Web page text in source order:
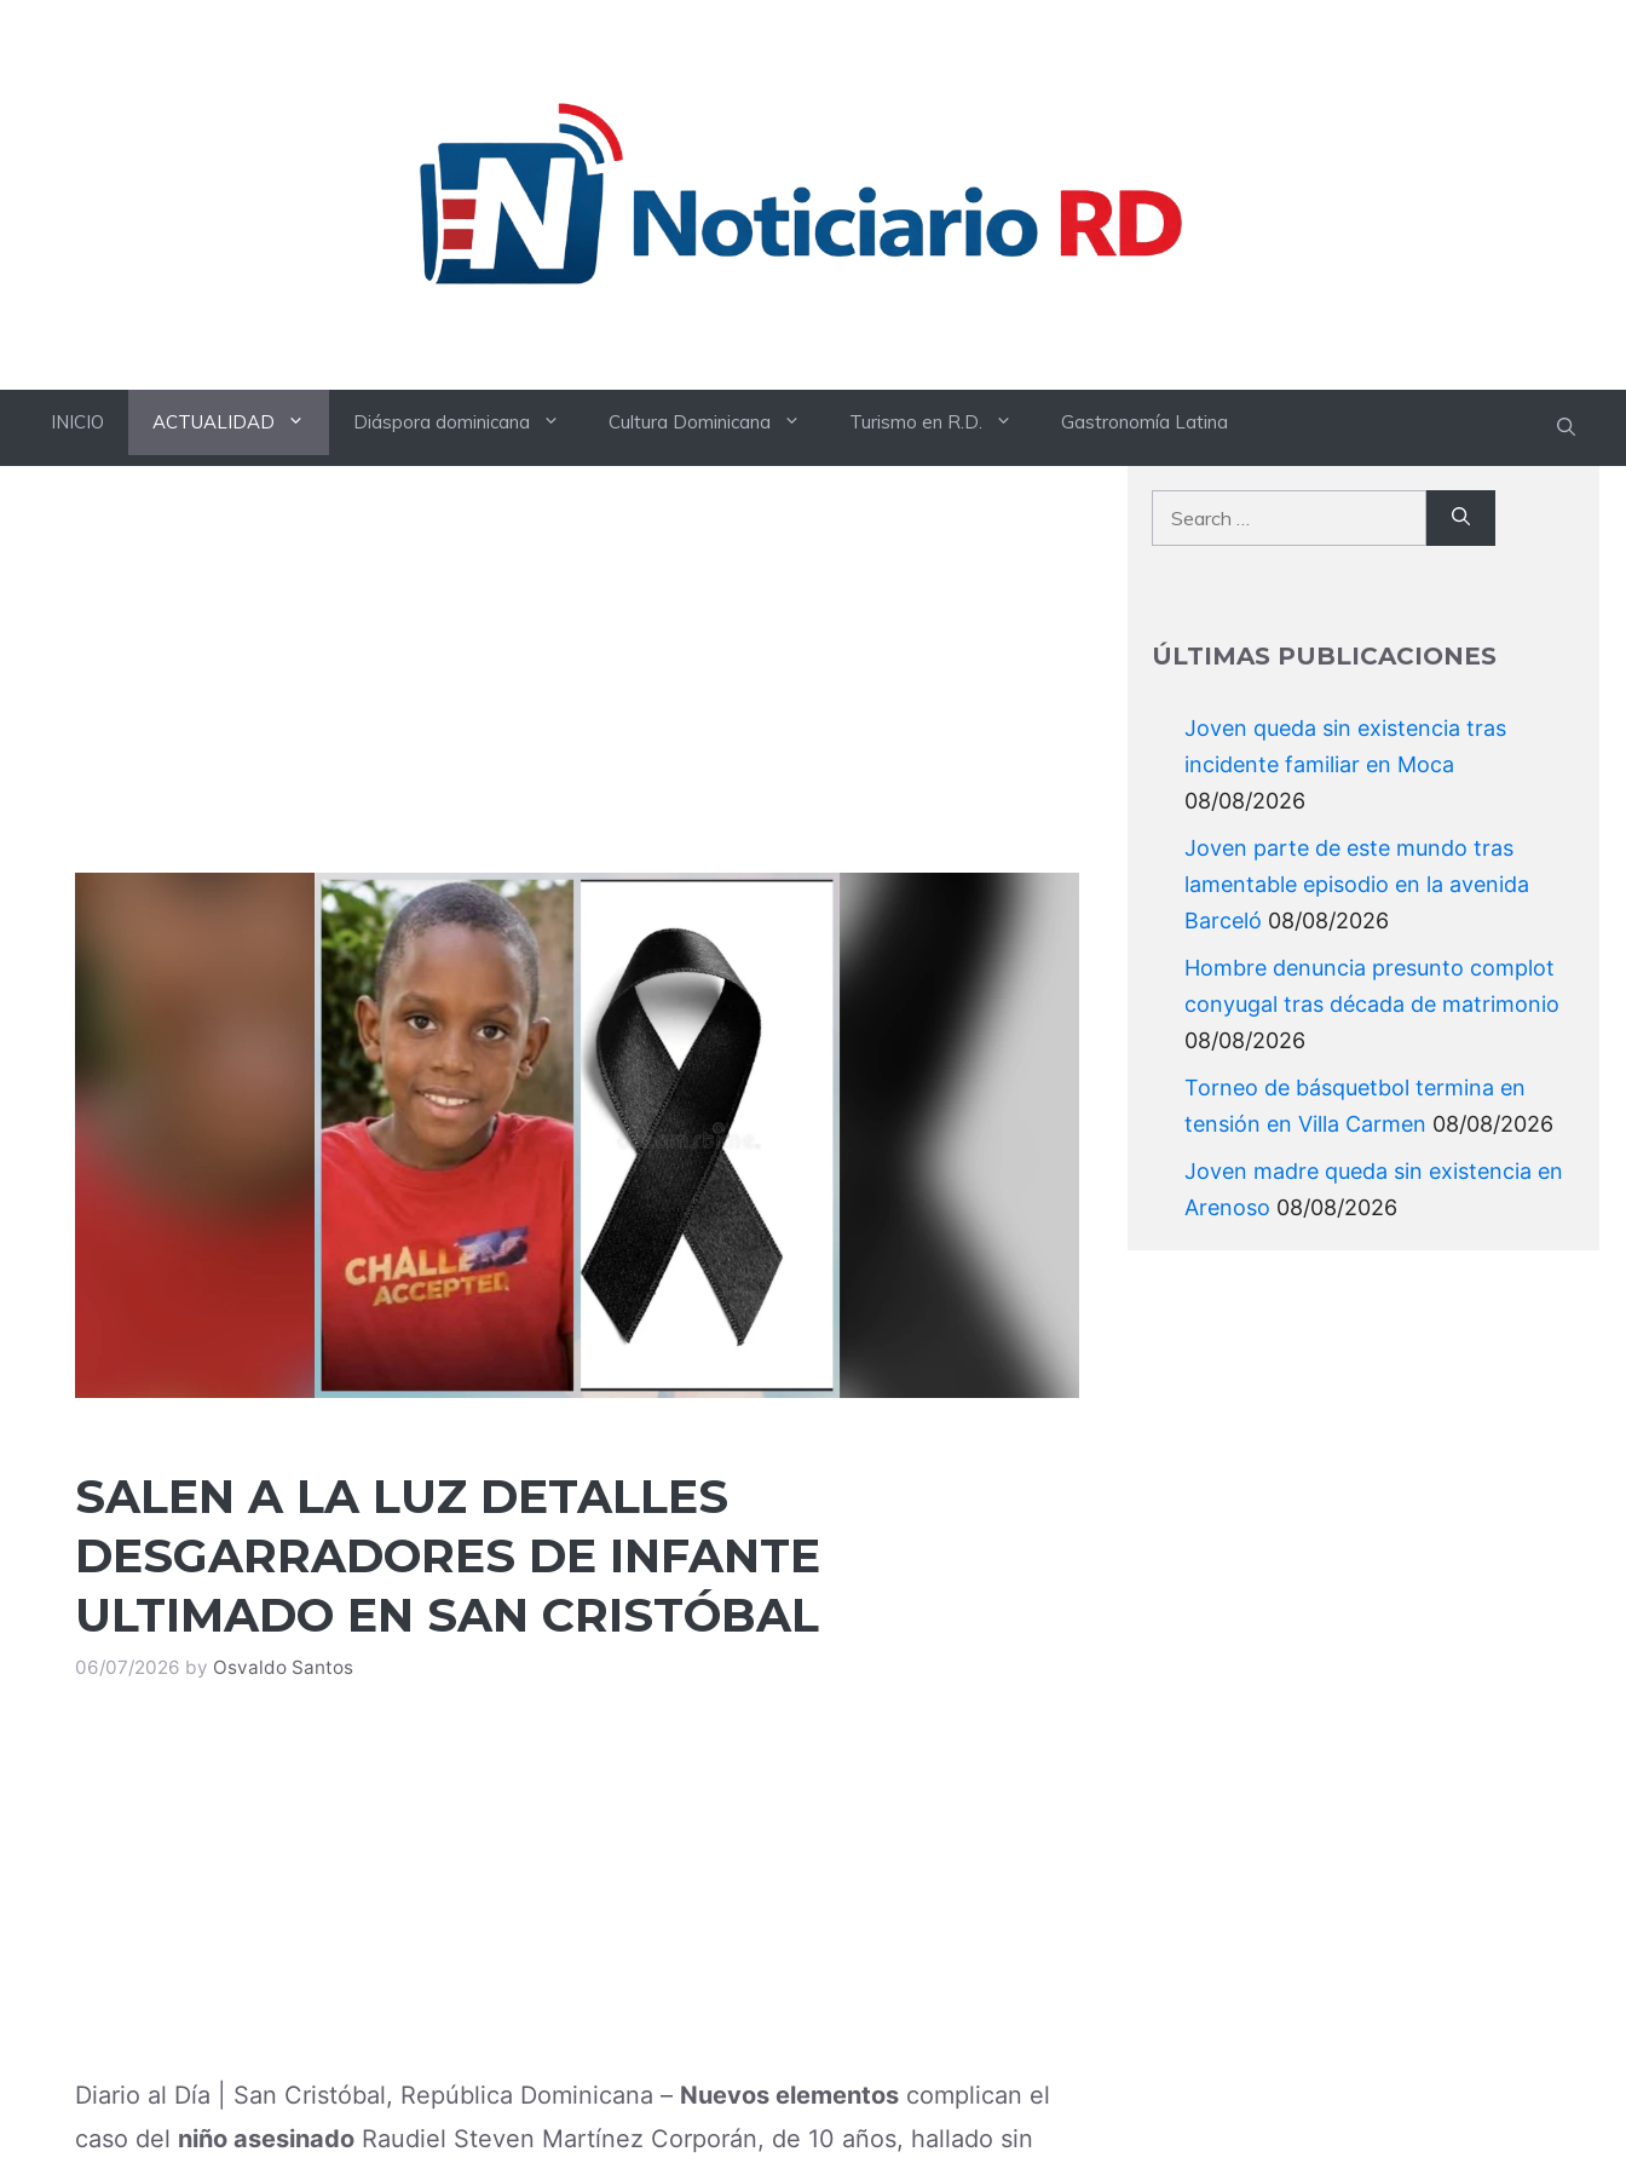
INICIO ACTUALIDAD Diáspora dominicana Cultura Dominicana Turismo en R.D. Gastronomía Latina
SALEN A LA LUZ DETALLES
DESGARRADORES DE INFANTE
ULTIMADO EN SAN CRISTÓBAL
06/07/2026 by Osvaldo Santos
Diario al Día | San Cristóbal, República Dominicana – Nuevos elementos complican el
caso del niño asesinado Raudiel Steven Martínez Corporán, de 10 años, hallado sin
Search
for:
ÚLTIMAS PUBLICACIONES
Joven queda sin existencia tras
incidente familiar en Moca
08/08/2026
Joven parte de este mundo tras
lamentable episodio en la avenida
Barceló 08/08/2026
Hombre denuncia presunto complot
conyugal tras década de matrimonio
08/08/2026
Torneo de básquetbol termina en
tensión en Villa Carmen 08/08/2026
Joven madre queda sin existencia en
Arenoso 08/08/2026